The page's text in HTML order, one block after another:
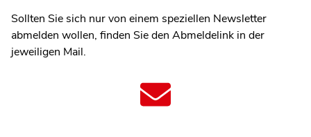
Sollten Sie sich nur von einem speziellen Newsletter
abmelden wollen, finden Sie den Abmeldelink in der
jeweiligen Mail.